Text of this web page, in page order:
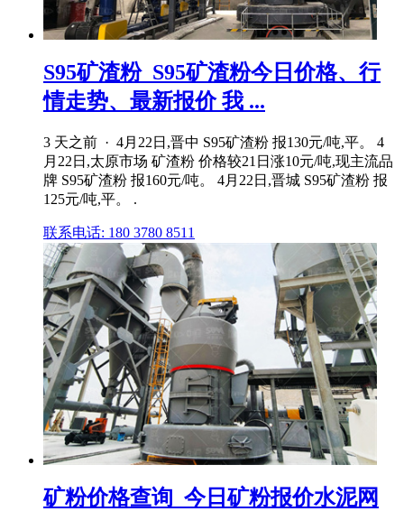
S95矿渣粉_S95矿渣粉今日价格、行
情走势、最新报价 我 ...
3 天之前 · 4月22日,晋中 S95矿渣粉 报130元/吨,平。 4
月22日,太原市场 矿渣粉 价格较21日涨10元/吨,现主流品
牌 S95矿渣粉 报160元/吨。 4月22日,晋城 S95矿渣粉 报
125元/吨,平。 .
联系电话: 180 3780 8511
矿粉价格查询_今日矿粉报价水泥网